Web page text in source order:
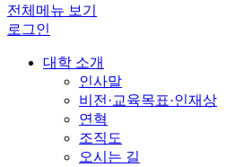
전체메뉴 보기
로그인
대학 소개
인사말
비전·교육목표·인재상
연혁
조직도
오시는 길